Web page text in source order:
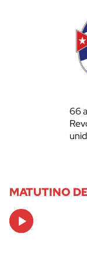
66
MATUTINO
Audio
Player